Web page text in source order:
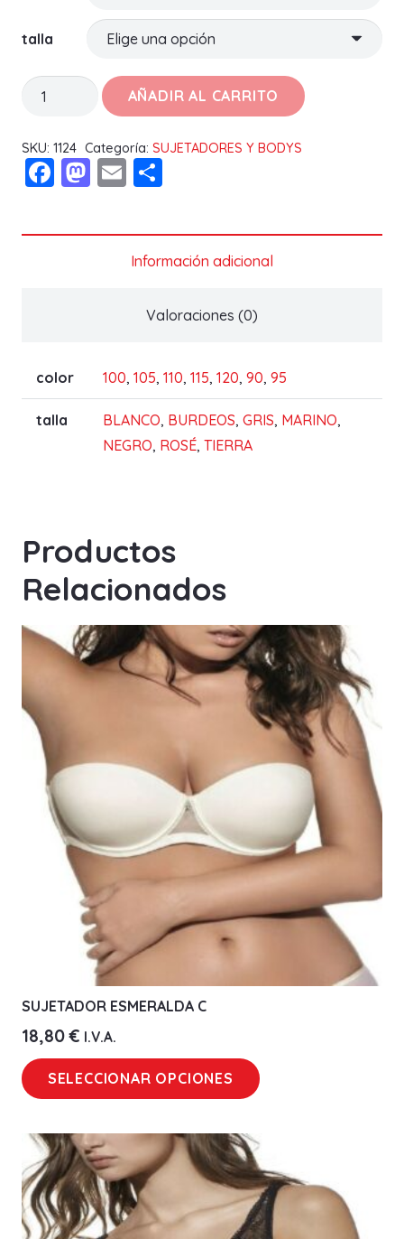
talla
SUJETADOR
C
cantidad
AÑADIR AL CARRITO
SKU: 1124 Categoría: SUJETADORES Y BODYS
Facebook
Mastodon
Email
Información adicional
Valoraciones (0)
color 100, 105, 110, 115, 120, 90, 95
talla BLANCO, BURDEOS, GRIS, MARINO,
NEGRO, ROSÉ, TIERRA
Productos
Relacionados
SUJETADOR ESMERALDA C
18,80€ I.V.A.
SELECCIONAR OPCIONES
Las
opciones